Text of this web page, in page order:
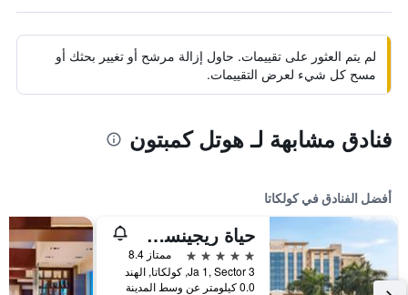
لم يتم العثور على تقييمات. حاول إزالة مرشح أو تغيير بحثك أو
مسح كل شيء لعرض التقييمات.
فنادق مشابهة لـ هوتل كمبتون
أفضل الفنادق في كولكاتا
حياة ريجينسي كولكاتا
5 نجوم
ممتاز 8.4
Ja 1, Sector 3, كولكاتا, الهند
0.0 كيلومتر عن وسط المدينة